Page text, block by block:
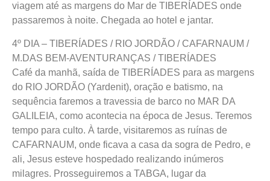
viagem até as margens do Mar de TIBERÍADES onde
passaremos à noite. Chegada ao hotel e jantar.
4º DIA – TIBERÍADES / RIO JORDÃO / CAFARNAUM /
M.DAS BEM-AVENTURANÇAS / TIBERÍADES
Café da manhã, saída de TIBERÍADES para as margens
do RIO JORDÃO (Yardenit), oração e batismo, na
sequência faremos a travessia de barco no MAR DA
GALILEIA, como acontecia na época de Jesus. Teremos
tempo para culto. À tarde, visitaremos as ruínas de
CAFARNAUM, onde ficava a casa da sogra de Pedro, e
ali, Jesus esteve hospedado realizando inúmeros
milagres. Prosseguiremos a TABGA, lugar da